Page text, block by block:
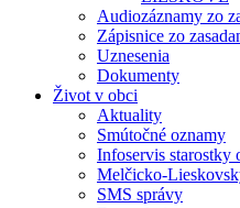
Audiozáznamy zo
Zápisnice zo
Uznesenia
Dokumenty
Život v obci
Aktuality
Smútočné oznamy
Infoservis starostky
Melčicko-
SMS správy